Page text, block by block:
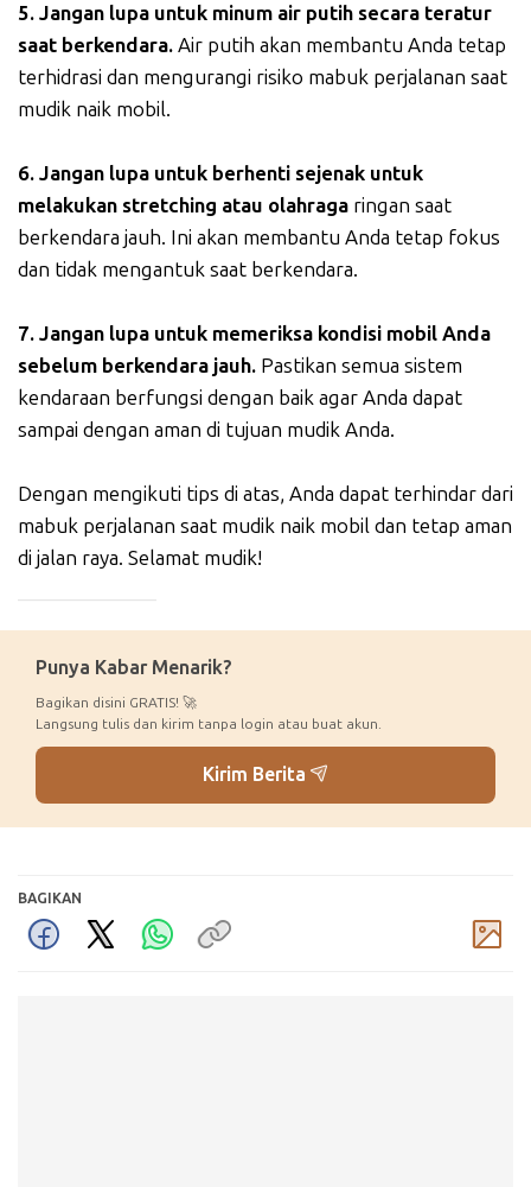
5. Jangan lupa untuk minum air putih secara teratur
saat berkendara. Air putih akan membantu Anda tetap
terhidrasi dan mengurangi risiko mabuk perjalanan saat
mudik naik mobil.
6. Jangan lupa untuk berhenti sejenak untuk
melakukan stretching atau olahraga ringan saat
berkendara jauh. Ini akan membantu Anda tetap fokus
dan tidak mengantuk saat berkendara.
7. Jangan lupa untuk memeriksa kondisi mobil Anda
sebelum berkendara jauh. Pastikan semua sistem
kendaraan berfungsi dengan baik agar Anda dapat
sampai dengan aman di tujuan mudik Anda.
Dengan mengikuti tips di atas, Anda dapat terhindar dari
mabuk perjalanan saat mudik naik mobil dan tetap aman
di jalan raya. Selamat mudik!
Punya Kabar Menarik?
Bagikan disini GRATIS! 🚀
Langsung tulis dan kirim tanpa login atau buat akun.
Kirim Berita
BAGIKAN